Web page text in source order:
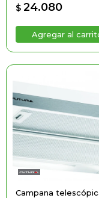
$ 24.080
Campana